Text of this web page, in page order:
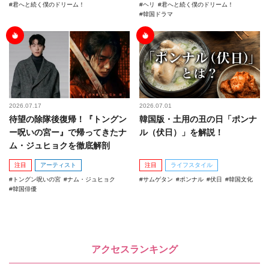
君へと続く僕のドリーム！
ヘリ
君へと続く僕のドリーム！
韓国ドラマ
2026.07.17
待望の除隊後復帰！『トングン
ー呪いの宮ー』で帰ってきたナ
ム・ジュヒョクを徹底解剖
注目 アーティスト
トングン呪いの宮
ナム・ジュヒョク
韓国俳優
2026.07.01
韓国版・土用の丑の日「ポンナ
ル（伏日）」を解説！
注目 ライフスタイル
サムゲタン ポンナル 伏日 韓国文化
アクセスランキング